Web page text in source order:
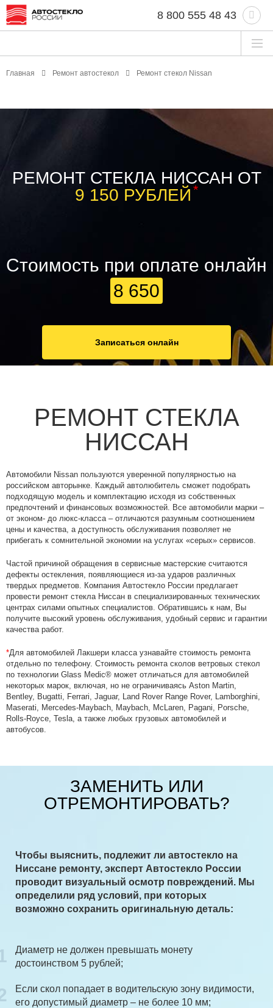
8 800 555 48 43
Главная Ремонт автостекол Ремонт стекол Nissan
РЕМОНТ СТЕКЛА НИССАН ОТ
9 150 РУБЛЕЙ *
Стоимость при оплате онлайн
8 650
Записаться онлайн
РЕМОНТ СТЕКЛА
НИССАН
Автомобили Nissan пользуются уверенной популярностью на
российском авторынке. Каждый автолюбитель сможет подобрать
подходящую модель и комплектацию исходя из собственных
предпочтений и финансовых возможностей. Все автомобили марки –
от эконом- до люкс-класса – отличаются разумным соотношением
цены и качества, а доступность обслуживания позволяет не
прибегать к сомнительной экономии на услугах «серых» сервисов.
Частой причиной обращения в сервисные мастерские считаются
дефекты остекления, появляющиеся из-за ударов различных
твердых предметов. Компания Автостекло России предлагает
провести ремонт стекла Ниссан в специализированных технических
центрах силами опытных специалистов. Обратившись к нам, Вы
получите высокий уровень обслуживания, удобный сервис и гарантии
качества работ.
*Для автомобилей Лакшери класса узнавайте стоимость ремонта
отдельно по телефону. Стоимость ремонта сколов ветровых стекол
по технологии Glass Medic® может отличаться для автомобилей
некоторых марок, включая, но не ограничиваясь Aston Martin,
Bentley, Bugatti, Ferrari, Jaguar, Land Rover Range Rover, Lamborghini,
Maserati, Mercedes-Maybach, Maybach, McLaren, Pagani, Porsche,
Rolls-Royсe, Tesla, а также любых грузовых автомобилей и
автобусов.
ЗАМЕНИТЬ ИЛИ
ОТРЕМОНТИРОВАТЬ?
Чтобы выяснить, подлежит ли автостекло на
Ниссане ремонту, эксперт Автостекло России
проводит визуальный осмотр повреждений. Мы
определили ряд условий, при которых
возможно сохранить оригинальную деталь:
Диаметр не должен превышать монету
достоинством 5 рублей;
Если скол попадает в водительскую зону видимости,
его допустимый диаметр – не более 10 мм;